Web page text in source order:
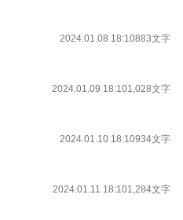
2024.01.08 18:10883文字
2024.01.09 18:101,028文字
2024.01.10 18:10934文字
2024.01.11 18:101,284文字